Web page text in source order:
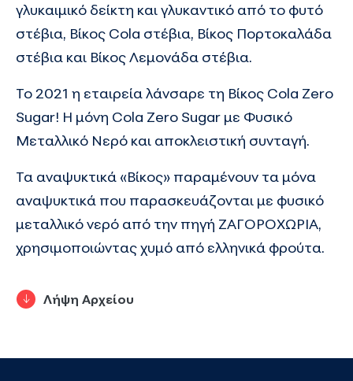
γλυκαιμικό δείκτη και γλυκαντικό από το φυτό
στέβια, Βίκος Cola στέβια, Βίκος Πορτοκαλάδα
στέβια και Βίκος Λεμονάδα στέβια.
Το 2021 η εταιρεία λάνσαρε τη Βίκος Cola Zero
Sugar! Η μόνη Cola Zero Sugar με Φυσικό
Μεταλλικό Νερό και αποκλειστική συνταγή.
Τα αναψυκτικά «Βίκος» παραμένουν τα μόνα
αναψυκτικά που παρασκευάζονται με φυσικό
μεταλλικό νερό από την πηγή ΖΑΓΟΡΟΧΩΡΙΑ,
χρησιμοποιώντας χυμό από ελληνικά φρούτα.
Λήψη Αρχείου